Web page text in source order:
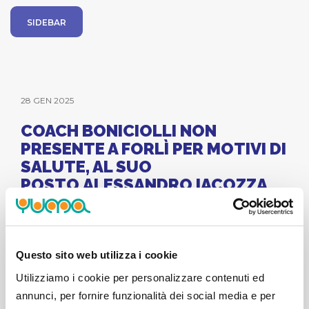
Questo sito web utilizza i cookie
Utilizziamo i cookie per personalizzare contenuti ed
annunci, per fornire funzionalità dei social media e per
SIDEBAR
28 GEN 2025
COACH BONICIOLLI NON
PRESENTE A FORLÌ PER MOTIVI DI
SALUTE, AL SUO
POSTO ALESSANDRO IACOZZA
INSIEME A FEDERICO TOSARELLI
Basket Torino comunica che, per motivi di salute, il
capo allenatore Matteo Boniciolli non è partito con
la squadra in trasferta per Forlì.